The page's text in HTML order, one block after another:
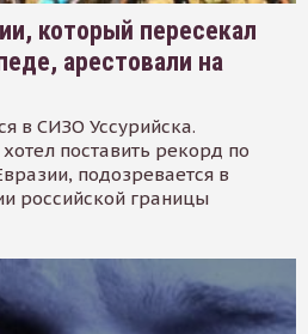
который пересекал
арестовали на
в СИЗО Уссурийска.
поставить рекорд по
подозревается в
российской границы